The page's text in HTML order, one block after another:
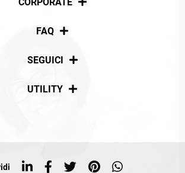
Chi siamo
FAQ
Pagamenti
SEGUICI
Social
UTILITY
Top ricerche